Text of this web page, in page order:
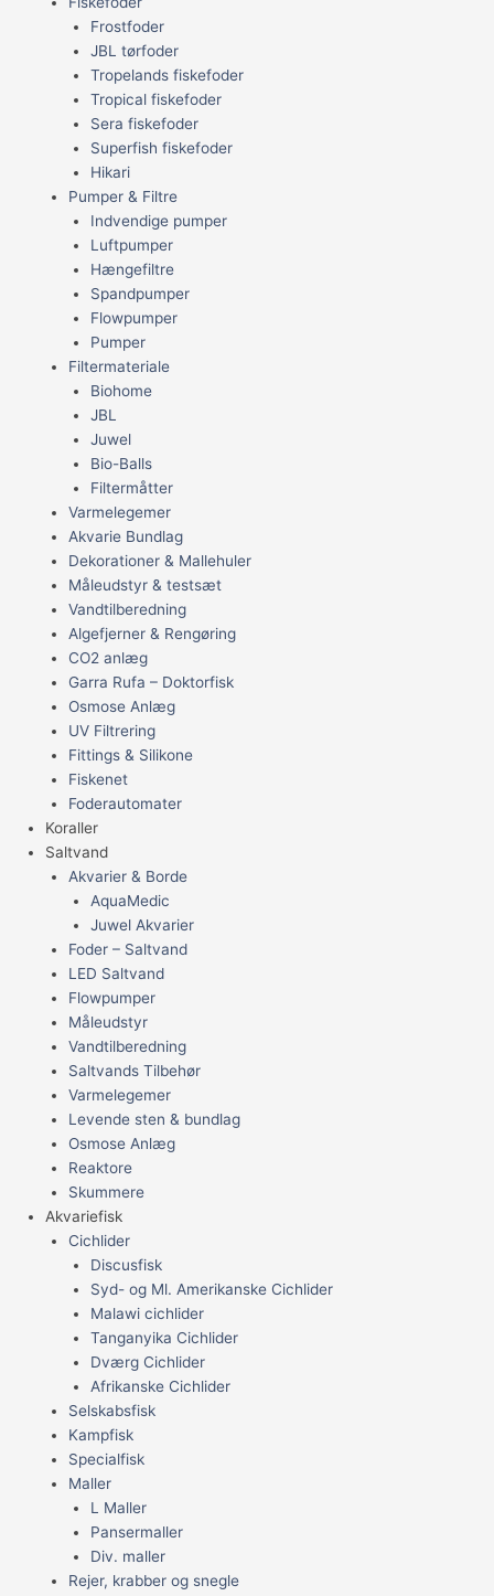
Frostfoder
JBL tørfoder
Tropelands fiskefoder
Tropical fiskefoder
Sera fiskefoder
Superfish fiskefoder
Hikari
Pumper & Filtre
Indvendige pumper
Luftpumper
Hængefiltre
Spandpumper
Flowpumper
Pumper
Filtermateriale
Biohome
JBL
Juwel
Bio-Balls
Filtermåtter
Varmelegemer
Akvarie Bundlag
Dekorationer & Mallehuler
Måleudstyr & testsæt
Vandtilberedning
Algefjerner & Rengøring
CO2 anlæg
Garra Rufa – Doktorfisk
Osmose Anlæg
UV Filtrering
Fittings & Silikone
Fiskenet
Foderautomater
Koraller
Saltvand
Akvarier & Borde
AquaMedic
Juwel Akvarier
Foder – Saltvand
LED Saltvand
Flowpumper
Måleudstyr
Vandtilberedning
Saltvands Tilbehør
Varmelegemer
Levende sten & bundlag
Osmose Anlæg
Reaktore
Skummere
Akvariefisk
Cichlider
Discusfisk
Syd- og Ml. Amerikanske Cichlider
Malawi cichlider
Tanganyika Cichlider
Dværg Cichlider
Afrikanske Cichlider
Selskabsfisk
Kampfisk
Specialfisk
Maller
L Maller
Pansermaller
Div. maller
Rejer, krabber og snegle